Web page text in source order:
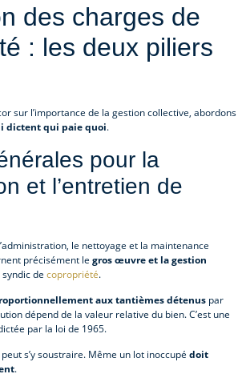
des charges de
: les deux piliers
sur l’importance de la gestion collective, abordons
dictent qui paie quoi.
pour la
et l’entretien de
le nettoyage et la maintenance
précisément le gros œuvre et la gestion
de copropriété.
aux tantièmes détenus par
dépend de la valeur relative du bien. C’est une
par la loi de 1965.
s’y soustraire. Même un lot inoccupé doit
.